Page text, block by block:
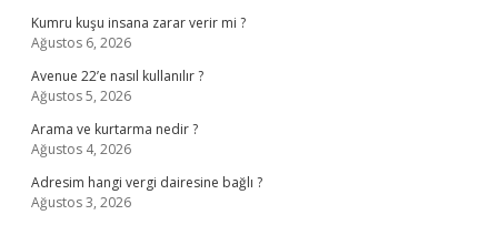
Kumru kuşu insana zarar verir mi ?
Ağustos 6, 2026
Avenue 22’e nasıl kullanılır ?
Ağustos 5, 2026
Arama ve kurtarma nedir ?
Ağustos 4, 2026
Adresim hangi vergi dairesine bağlı ?
Ağustos 3, 2026